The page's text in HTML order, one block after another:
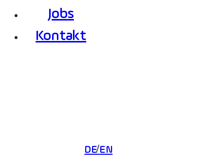
Jobs
Kontakt
EN
DE